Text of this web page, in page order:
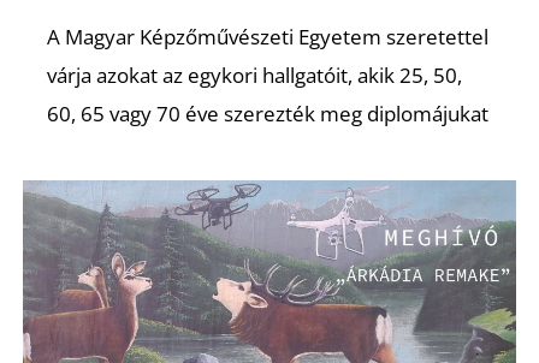
A Magyar Képzőművészeti Egyetem szeretettel
várja azokat az egykori hallgatóit, akik 25, 50,
60, 65 vagy 70 éve szerezték meg diplomájukat